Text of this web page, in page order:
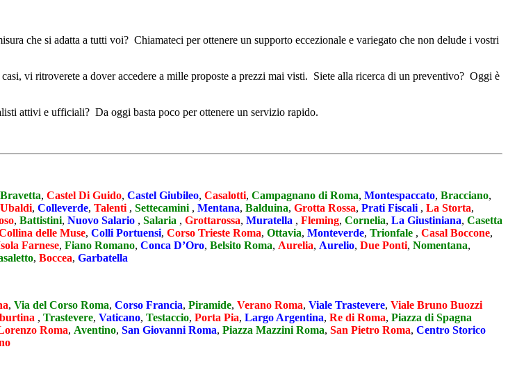
che si adatta a tutti voi? Chiamateci per ottenere un supporto eccezionale e variegato che non delude i vostri
vi ritroverete a dover accedere a mille proposte a prezzi mai visti. Siete alla ricerca di un preventivo? Oggi è
attivi e ufficiali? Da oggi basta poco per ottenere un servizio rapido.
Bravetta, Castel Di Guido, Castel Giubileo, Casalotti, Campagnano di Roma, Montespaccato, Bracciano,
, Colleverde, Talenti , Settecamini , Mentana, Balduina, Grotta Rossa, Prati Fiscali , La Storta,
, Battistini, Nuovo Salario , Salaria , Grottarossa, Muratella , Fleming, Cornelia, La Giustiniana, Casetta
delle Muse, Colli Portuensi, Corso Trieste Roma, Ottavia, Monteverde, Trionfale , Casal Boccone,
Farnese, Fiano Romano, Conca D’Oro, Belsito Roma, Aurelia, Aurelio, Due Ponti, Nomentana,
, Boccea, Garbatella
, Via del Corso Roma, Corso Francia, Piramide, Verano Roma, Viale Trastevere, Viale Bruno Buozzi
, Trastevere, Vaticano, Testaccio, Porta Pia, Largo Argentina, Re di Roma, Piazza di Spagna
Roma, Aventino, San Giovanni Roma, Piazza Mazzini Roma, San Pietro Roma, Centro Storico